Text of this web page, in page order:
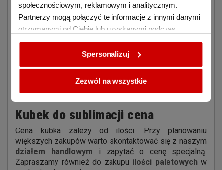
Kubek do sublimacji 330 ml
Kubek o pojemności 330 ml
jest wystarczająco duży,
aby przygotować w nim kawę, herbatę czy
gorącą czekoladę. Kubki o tej pojemności są popularne
jako prezenty, upominki reklamowe czy gadżety
firmowe. Mogą być również wykorzystywane w
restauracjach, kawiarniach lub biurach jako kubki do
Kubek do sublimacji cena
Cena kubka zależy od ilości. Przy planowaniu
większych zakupów warto skontaktować się z naszym
działem handlowym i zapytać o cenę specjalną.
Zapraszamy również do zakupu ilości paletowych w
społecznościowym, reklamowym i analitycznym.
Partnerzy mogą połączyć te informacje z innymi danymi
otrzymanymi od Ciebie lub uzyskanymi podczas
korzystania z ich usług.
Spersonalizuj
Zezwól na wszystkie